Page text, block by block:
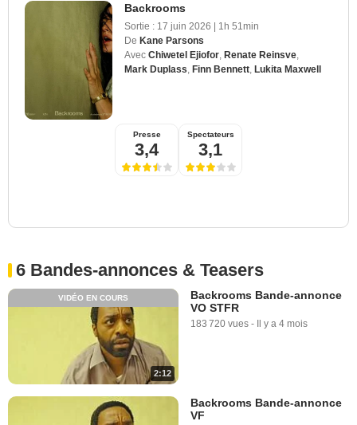
Backrooms
Sortie : 17 juin 2026 | 1h 51min
De Kane Parsons
Avec Chiwetel Ejiofor Renate Reinsve
Mark Duplass Finn Bennett Lukita Maxwell
Presse
3,4
Spectateurs
3,1
6 Bandes-annonces & Teasers
2:12
VIDÉO EN COURS
Backrooms Bande-annonce
VO STFR
183 720 vues - Il y a 4 mois
Backrooms Bande-annonce
VF